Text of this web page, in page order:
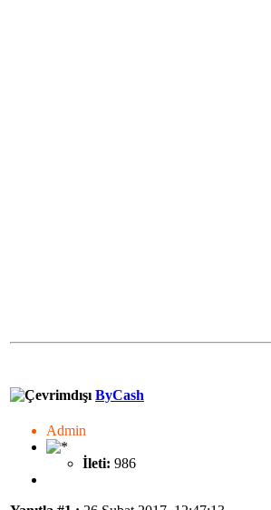
ByCash
Admin
İleti: 986